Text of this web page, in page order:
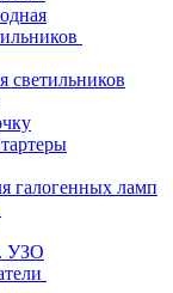
светильников
галогенных ламп
УЗО